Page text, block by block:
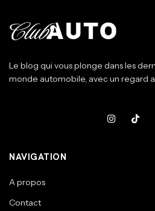
Le blog qui vous plonge dans les
monde automobile, avec un regard
NAVIGATION
A propos
Contact